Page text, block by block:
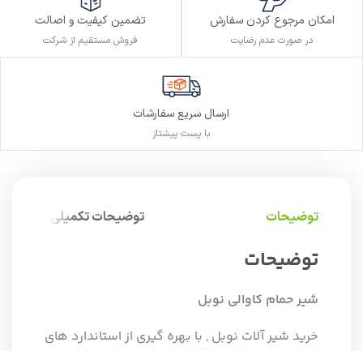
امکان مرجوع کردن سفارش
در صورت عدم رضایت
تضمین کیفیت و اصالت
فروش مستقیم از شرکت
ارسال سریع سفارشات
با پست پیشتاز
توضیحات توضیحات تکمیلی
توضیحات
شیر حمام کاوالی نوبل
خرید شیر آلات نوبل , با بهره گیری از استاندارد های